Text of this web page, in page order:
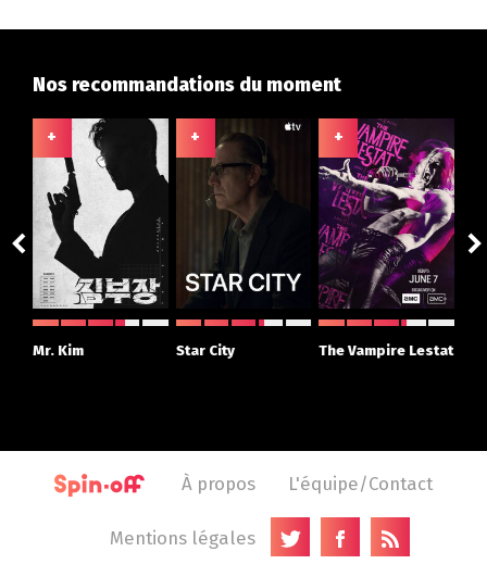
Nos recommandations du moment
+
Mr. Kim
+
Star City
+
The Vampire Lestat
À propos L'équipe/Contact
Mentions légales